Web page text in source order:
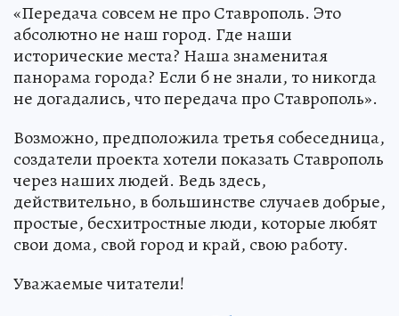
«Передача совсем не про Ставрополь. Это
абсолютно не наш город. Где наши
исторические места? Наша знаменитая
панорама города? Если б не знали, то никогда
не догадались, что передача про Ставрополь».
Возможно, предположила третья собеседница,
создатели проекта хотели показать Ставрополь
через наших людей. Ведь здесь,
действительно, в большинстве случаев добрые,
простые, бесхитростные люди, которые любят
свои дома, свой город и край, свою работу.
Уважаемые читатели!